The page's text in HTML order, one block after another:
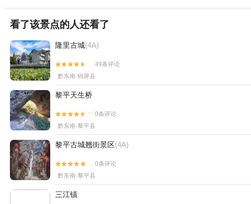
看了该景点的人还看了
隆里古城(4A)


49条评论
黔东南·锦屏县
黎平天生桥


0条评论
黔东南·黎平县
黎平古城翘街景区(4A)


0条评论
黔东南·黎平县
三江镇